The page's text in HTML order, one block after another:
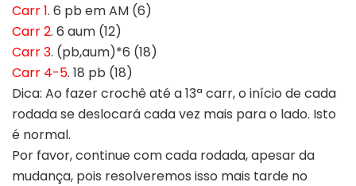
Carr 1. 6 pb em AM (6)
Carr 2. 6 aum (12)
Carr 3. (pb,aum)*6 (18)
Carr 4-5. 18 pb (18)
Dica: Ao fazer crochê até a 13ª carr, o início de cada
rodada se deslocará cada vez mais para o lado. Isto
é normal.
Por favor, continue com cada rodada, apesar da
mudança, pois resolveremos isso mais tarde no